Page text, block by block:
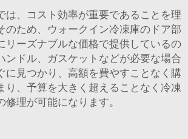
は、コスト効率が重要であることを理
のため、ウォークイン冷凍庫のドア部
リーズナブルな価格で提供しているの
ンドル、ガスケットなどが必要な場合
に見つかり、高額を費やすことなく購
り、予算を大きく超えることなく冷凍
修理が可能になります。